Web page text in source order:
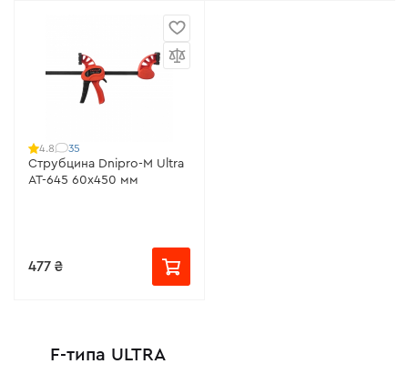
4.8 35
Струбцина Dnipro-M Ultra
AT-645 60х450 мм
477 ₴
F-типа ULTRA